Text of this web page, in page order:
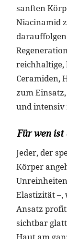
sanften
Niacinamid
reichhaltige,
Ceramiden,
zum
und intensiv
Für wen ist
Jeder, der
Körper
Elastizität –,
Ansatz
sichtbar